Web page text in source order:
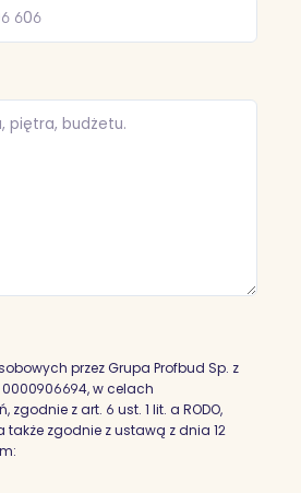
przez Grupa Profbud Sp. z
0000906694, w celach
z art. 6 ust. 1 lit. a RODO,
zgodnie z ustawą z dnia 12